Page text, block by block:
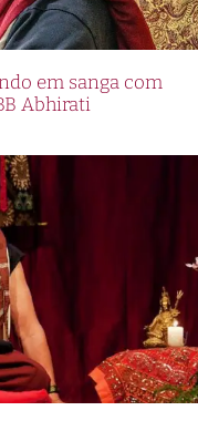
em sanga com
Abhirati